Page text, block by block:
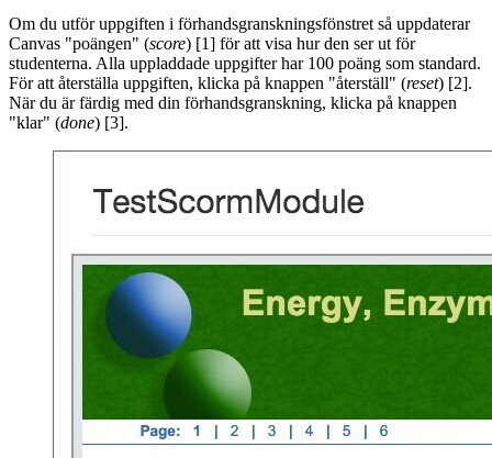
Om du utför uppgiften i förhandsgranskningsfönstret så uppdaterar
Canvas "poängen" (score) [1] för att visa hur den ser ut för
studenterna. Alla uppladdade uppgifter har 100 poäng som standard.
För att återställa uppgiften, klicka på knappen "återställ" (reset) [2].
När du är färdig med din förhandsgranskning, klicka på knappen
"klar" (done) [3].